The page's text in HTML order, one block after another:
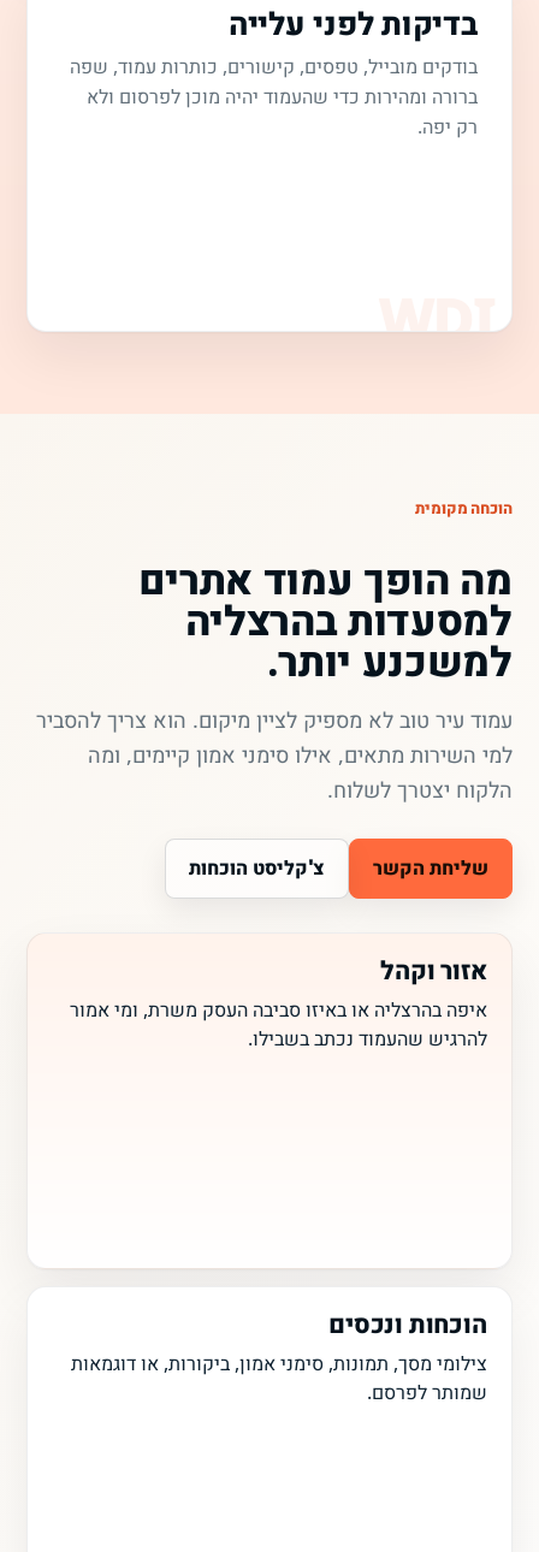
בדיקות לפני עלייה
בודקים מובייל, טפסים, קישורים, כותרות עמוד, שפה
ברורה ומהירות כדי שהעמוד יהיה מוכן לפרסום ולא
רק יפה.
הוכחה מקומית
מה הופך עמוד אתרים
למסעדות בהרצליה
למשכנע יותר.
עמוד עיר טוב לא מספיק לציין מיקום. הוא צריך להסביר
למי השירות מתאים, אילו סימני אמון קיימים, ומה
הלקוח יצטרך לשלוח.
שליחת הקשר צ'קליסט הוכחות
אזור וקהל
איפה בהרצליה או באיזו סביבה העסק משרת, ומי אמור
להרגיש שהעמוד נכתב בשבילו.
הוכחות ונכסים
צילומי מסך, תמונות, סימני אמון, ביקורות, או דוגמאות
שמותר לפרסם.